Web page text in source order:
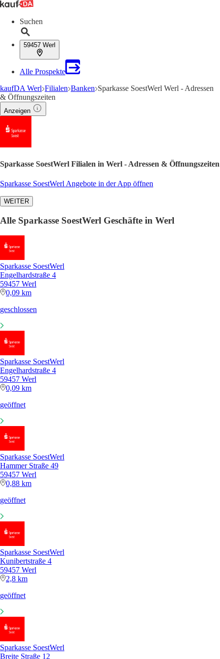
Suchen
59457 Werl
Alle Prospekte
kaufDA Werl Filialen Banken Sparkasse SoestWerl Werl - Adressen
& Öffnungszeiten
Anzeigen
Sparkasse SoestWerl Filialen in Werl - Adressen & Öffnungszeiten
Sparkasse SoestWerl Angebote in der App öffnen
WEITER
Alle Sparkasse SoestWerl Geschäfte in Werl
Sparkasse SoestWerl
Engelhardstraße 4
59457 Werl
0,09 km
geschlossen
Sparkasse SoestWerl
Engelhardstraße 4
59457 Werl
0,09 km
geöffnet
Sparkasse SoestWerl
Hammer Straße 49
59457 Werl
0,88 km
geöffnet
Sparkasse SoestWerl
Kunibertstraße 4
59457 Werl
2,8 km
geöffnet
Sparkasse SoestWerl
Breite Straße 12